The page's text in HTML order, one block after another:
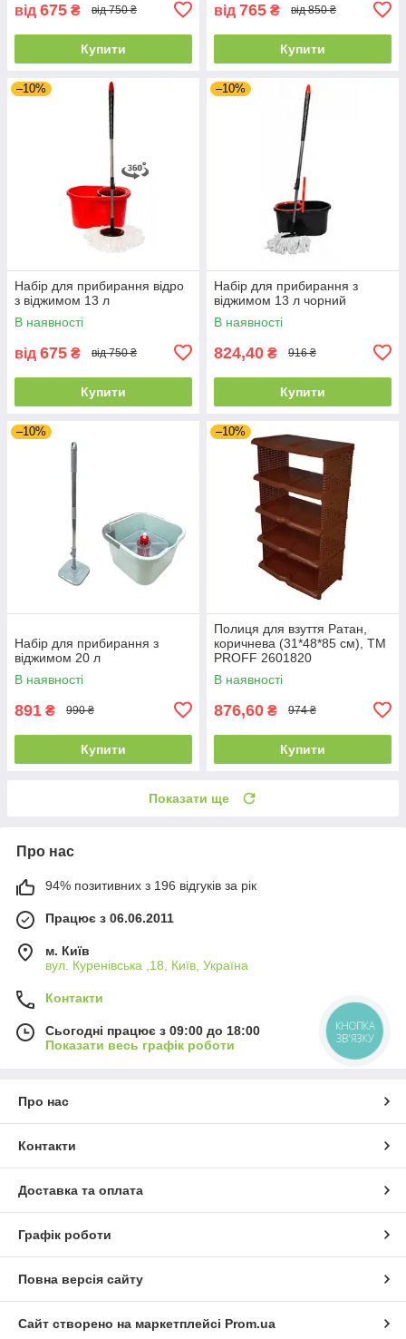
від 675 ₴ від 750 ₴
Купити
від 765 ₴ від 850 ₴
Купити
–10%
Набір для прибирання відро
з віджимом 13 л
В наявності
від 675 ₴ від 750 ₴
Купити
–10%
Набір для прибирання з
віджимом 13 л чорний
В наявності
824,40 ₴ 916 ₴
Купити
–10%
Набір для прибирання з
віджимом 20 л
В наявності
891 ₴ 990 ₴
Купити
–10%
Полиця для взуття Ратан,
коричнева (31*48*85 см), ТМ
PROFF 2601820
В наявності
876,60 ₴ 974 ₴
Купити
Показати ще
Про нас
94% позитивних з 196 відгуків за рік
Працює з 06.06.2011
м. Київ
вул. Куренівська ,18, Київ, Україна
Контакти
Сьогодні працює з 09:00 до 18:00
Показати весь графік роботи
Про нас
Контакти
Доставка та оплата
Графік роботи
Повна версія сайту
Сайт створено на маркетплейсі Prom.ua
КНОПКА
ЗВ'ЯЗКУ